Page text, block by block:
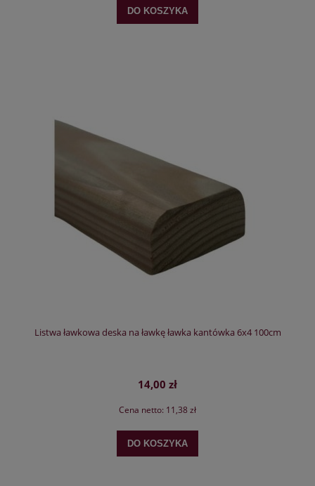
DO KOSZYKA
Listwa ławkowa deska na ławkę ławka kantówka 6x4 100cm
14,00 zł
Cena netto: 11,38 zł
DO KOSZYKA